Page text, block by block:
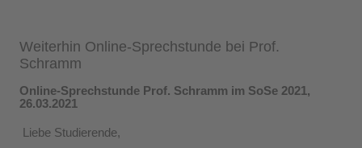
Weiterhin Online-Sprechstunde bei Prof.
Schramm
Online-Sprechstunde Prof. Schramm im SoSe 2021,
26.03.2021
Liebe Studierende,